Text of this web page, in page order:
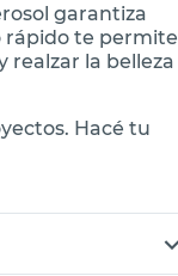
garantiza
rápido te permite
la belleza
Hacé tu